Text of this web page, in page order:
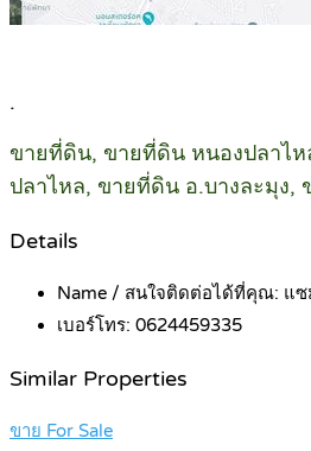
.
ขายที่ดิน, ขายที่ดิน หนองปลาไ
ปลาไหล, ขายที่ดิน อ.บางละมุง,
Details
Name / สนใจติดต่อได้ที่คุณ: แซ
เบอร์โทร: 0624459335
Similar Properties
ขาย For Sale